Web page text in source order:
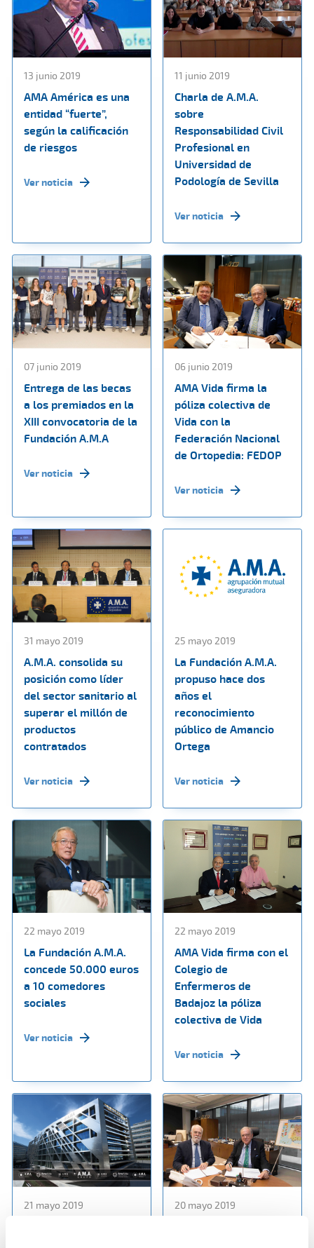
13 junio 2019
AMA América es una
entidad “fuerte”,
según la calificación
de riesgos
Ver noticia
11 junio 2019
Charla de A.M.A.
sobre
Responsabilidad Civil
Profesional en
Universidad de
Podología de Sevilla
Ver noticia
07 junio 2019
Entrega de las becas
a los premiados en la
XIII convocatoria de la
Fundación A.M.A
Ver noticia
06 junio 2019
AMA Vida firma la
póliza colectiva de
Vida con la
Federación Nacional
de Ortopedia: FEDOP
Ver noticia
31 mayo 2019
A.M.A. consolida su
posición como líder
del sector sanitario al
superar el millón de
productos
contratados
Ver noticia
25 mayo 2019
La Fundación A.M.A.
propuso hace dos
años el
reconocimiento
público de Amancio
Ortega
Ver noticia
22 mayo 2019
La Fundación A.M.A.
concede 50.000 euros
a 10 comedores
sociales
Ver noticia
22 mayo 2019
AMA Vida firma con el
Colegio de
Enfermeros de
Badajoz la póliza
colectiva de Vida
Ver noticia
21 mayo 2019 20 mayo 2019